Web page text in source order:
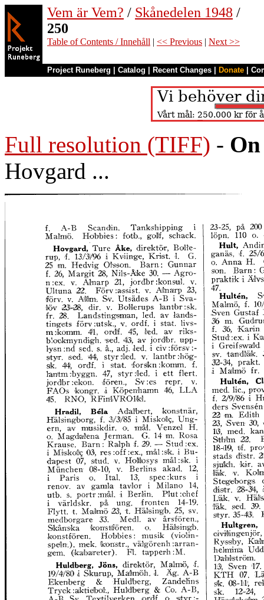
Vem är Vem? / Skånedelen 1948 /
250
Table of Contents / Innehåll | << Previous | Next >>
Project Runeberg Catalog Recent Changes Donate
Full resolution (TIFF) -
Hovgard ...